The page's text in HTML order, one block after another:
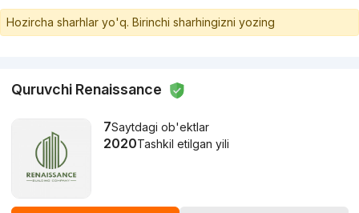
Hozircha sharhlar yo'q. Birinchi sharhingizni yozing
Quruvchi Renaissance
7Saytdagi ob'ektlar
2020Tashkil etilgan yili